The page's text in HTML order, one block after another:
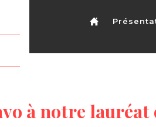
à notre lauréat